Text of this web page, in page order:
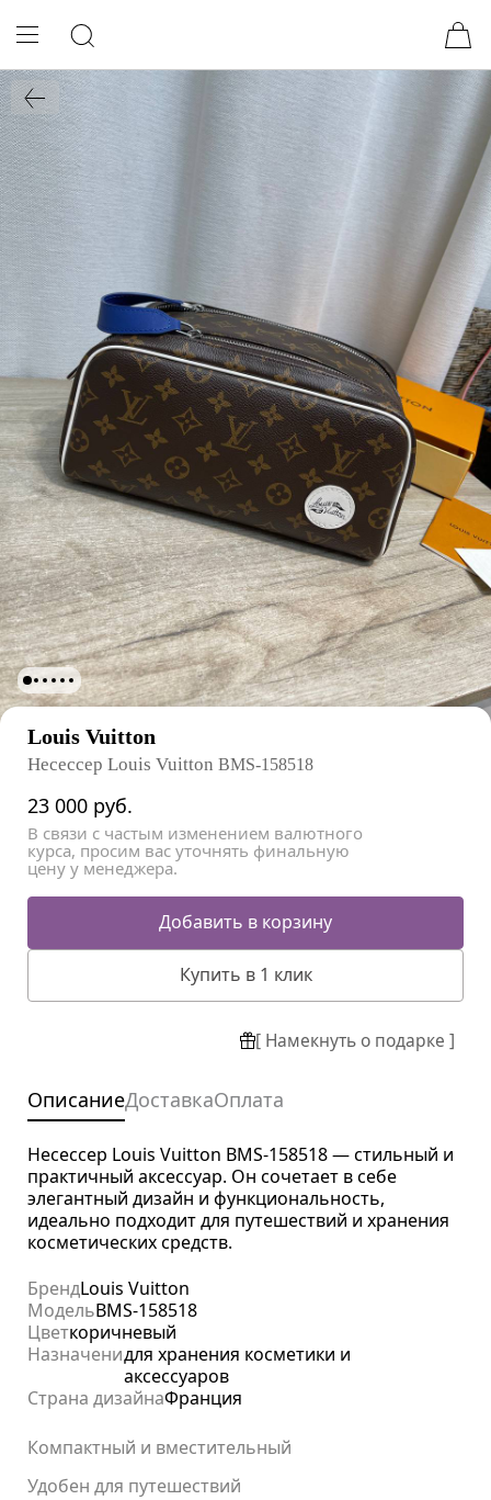
Louis Vuitton
Несессер Louis Vuitton BMS-158518
23 000 руб.
В связи с частым изменением валютного
курса, просим вас уточнять финальную
цену у менеджера.
Добавить в корзину
Купить в 1 клик
[ Намекнуть о подарке ]
ОписаниеДоставкаОплата
Несессер Louis Vuitton BMS-158518 — стильный и
практичный аксессуар. Он сочетает в себе
элегантный дизайн и функциональность,
идеально подходит для путешествий и хранения
косметических средств.
БрендLouis Vuitton
МодельBMS-158518
Цветкоричневый
Назначениедля хранения косметики и
аксессуаров
Страна дизайнаФранция
Компактный и вместительный
Удобен для путешествий